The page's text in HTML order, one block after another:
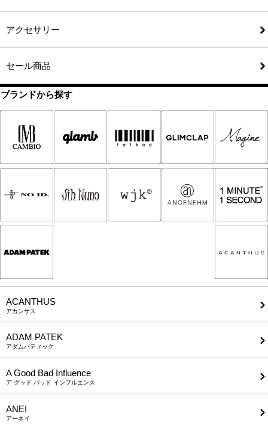
アクセサリー
セール商品
ブランドから探す
ACANTHUS
アカンサス
ADAM PATEK
アダムパティック
A Good Bad Influence
ア グッド バッド インフルエンス
ANEI
アーネイ